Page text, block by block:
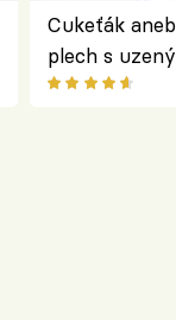
Cukeťák
plech s
způsob, jak